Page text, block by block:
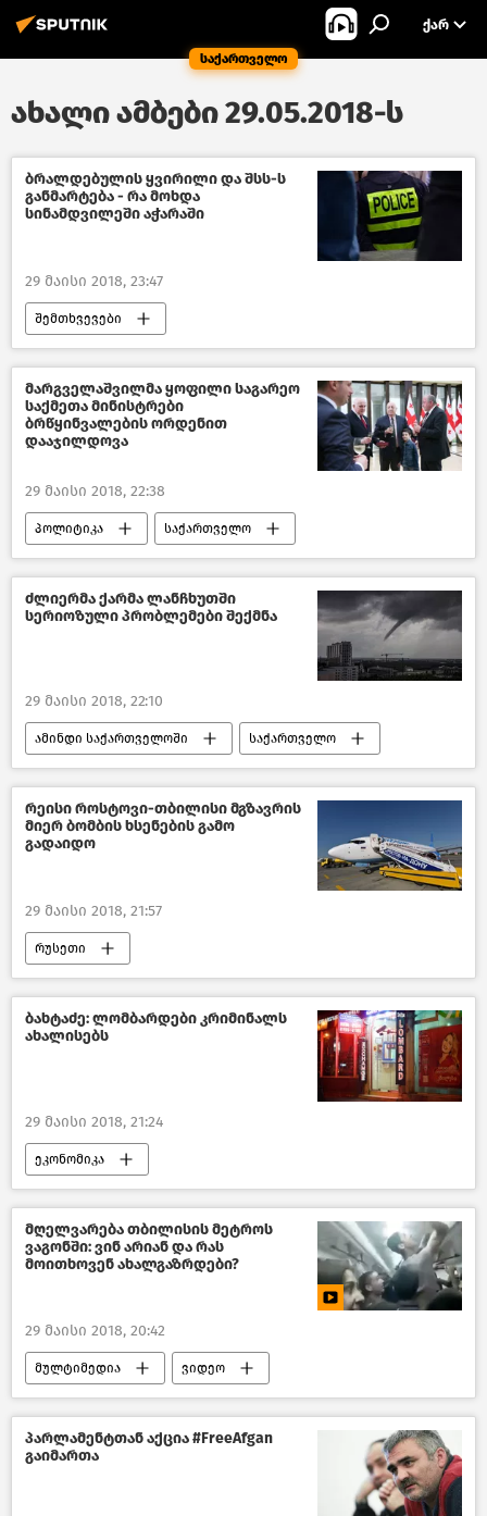
საქართველო
ᲥᲐᲠ
ახალი ამბები 29.05.2018-ს
ბრალდებულის ყვირილი და შსს-ს
განმარტება - რა მოხდა
სინამდვილეში აჭარაში
29 მაისი 2018, 23:47
შემთხვევები
კრიმინალი საქართველოში – 2018
საქართველო
მარგველაშვილმა ყოფილი საგარეო
საქმეთა მინისტრები
ბრწყინვალების ორდენით
დააჯილდოვა
29 მაისი 2018, 22:38
პოლიტიკა საქართველო
საქართველოს პრეზიდენტი
ძლიერმა ქარმა ლანჩხუთში
სერიოზული პრობლემები შექმნა
29 მაისი 2018, 22:10
ამინდი საქართველოში საქართველო
რეისი როსტოვი-თბილისი მგზავრის
მიერ ბომბის ხსენების გამო
გადაიდო
29 მაისი 2018, 21:57
რუსეთი
ბახტაძე: ლომბარდები კრიმინალს
ახალისებს
29 მაისი 2018, 21:24
ეკონომიკა
საქართველოს ეკონომიკა–2018
საქართველო
მღელვარება თბილისის მეტროს
ვაგონში: ვინ არიან და რას
მოითხოვენ ახალგაზრდები?
29 მაისი 2018, 20:42
მულტიმედია ვიდეო
პარლამენტთან აქცია #FreeAfgan
გაიმართა